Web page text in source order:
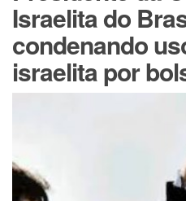
Israelita do
condenando
israelita por